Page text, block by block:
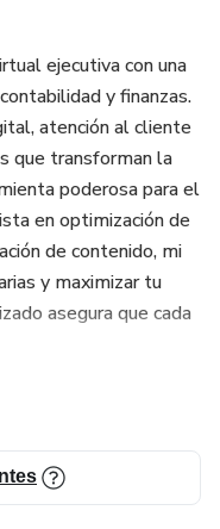
más en menos
de tus logros
en tu ámbito
tu credibilidad y
ejecutiva con una
y finanzas.
atención al cliente
que transforman la
poderosa para el
en optimización de
de contenido, mi
y maximizar tu
asegura que cada